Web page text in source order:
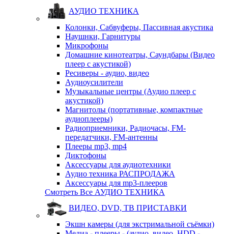
АУДИО ТЕХНИКА
Колонки, Сабвуферы, Пассивная акустика
Наушнки, Гарнитуры
Микрофоны
Домашние кинотеатры, Саундбары (Видео
плеер с акустикой)
Ресиверы - аудио, видео
Аудиоусилители
Музыкальные центры (Аудио плеер с
акустикой)
Магнитолы (портативные, компактные
аудиоплееры)
Радиоприемники, Радиочасы, FM-
передатчики, FM-антенны
Плееры mp3, mp4
Диктофоны
Аксессуары для аудиотехники
Аудио техника РАСПРОДАЖА
Аксессуары для mp3-плееров
Смотреть Все АУДИО ТЕХНИКА
ВИДЕО, DVD, ТВ ПРИСТАВКИ
Экшн камеры (для экстримальной съёмки)